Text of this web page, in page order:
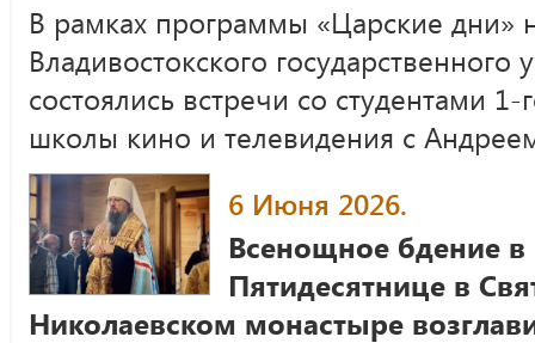
В рамках программы «Царские дни»
Владивостокского государственного
состоялись встречи со студентами
школы кино и телевидения с
6 Июня 2026.
Всенощное бдение
Пятидесятнице в
Николаевском монастыре